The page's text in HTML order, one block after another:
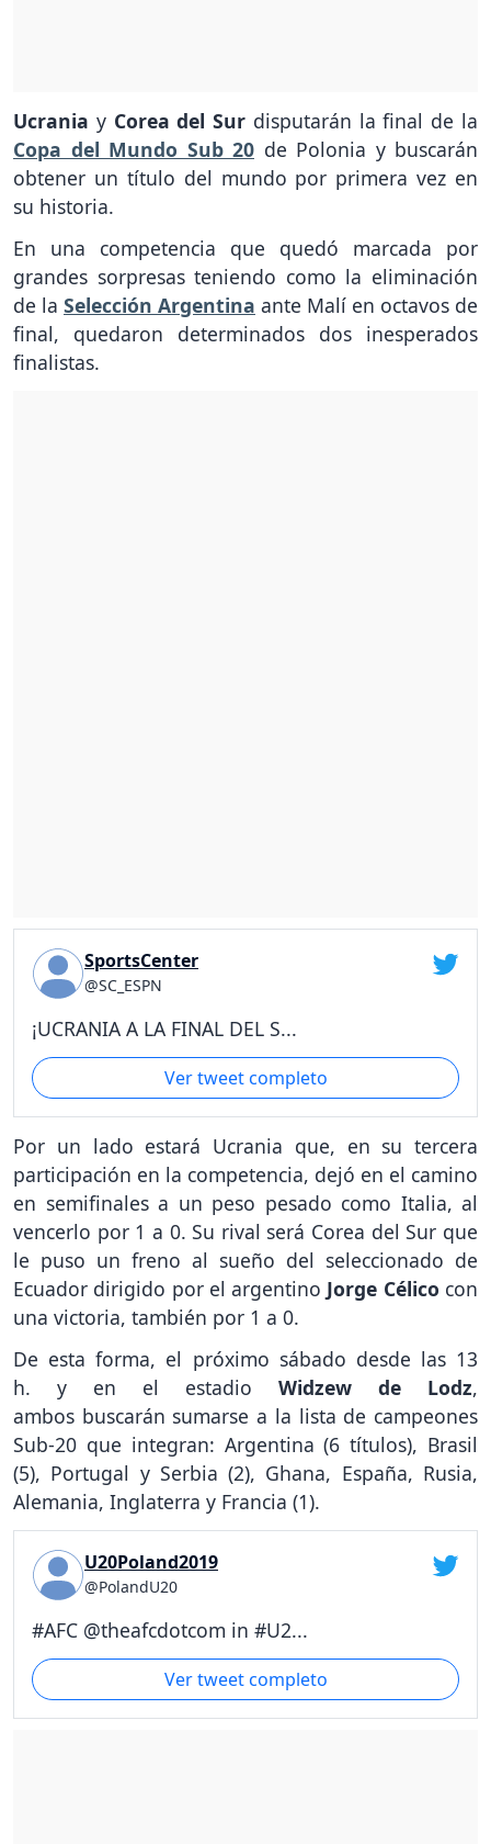
Ucrania y Corea del Sur disputarán la final de la
Copa del Mundo Sub 20 de Polonia y buscarán
obtener un título del mundo por primera vez en
su historia.
En una competencia que quedó marcada por
grandes sorpresas teniendo como la eliminación
de la Selección Argentina ante Malí en octavos de
final, quedaron determinados dos inesperados
finalistas.
SportsCenter
@SC_ESPN
¡UCRANIA A LA FINAL DEL S...
Ver tweet completo
Por un lado estará Ucrania que, en su tercera
participación en la competencia, dejó en el camino
en semifinales a un peso pesado como Italia, al
vencerlo por 1 a 0. Su rival será Corea del Sur que
le puso un freno al sueño del seleccionado de
Ecuador dirigido por el argentino Jorge Célico con
una victoria, también por 1 a 0.
De esta forma, el próximo sábado desde las 13
h. y en el estadio Widzew de Lodz,
ambos buscarán sumarse a la lista de campeones
Sub-20 que integran: Argentina (6 títulos), Brasil
(5), Portugal y Serbia (2), Ghana, España, Rusia,
Alemania, Inglaterra y Francia (1).
U20Poland2019
@PolandU20
#AFC @theafcdotcom in #U2...
Ver tweet completo